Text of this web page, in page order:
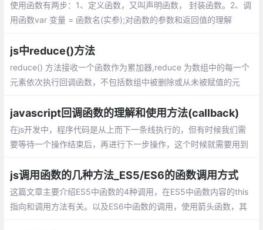
使用函数有两步：1、定义函数，又叫声明函数， 封装函数。2、调
用函数var 变量 = 函数名(实参);对函数的参数和返回值的理解
js中reduce()方法
reduce() 方法接收一个函数作为累加器,reduce 为数组中的每一个
元素依次执行回调函数，不包括数组中被删除或从未被赋值的元
值，当前索引，原数组。
javascript回调函数的理解和使用方法(callback)
在js开发中，程序代码是从上而下一条线执行的，但有时候我们需
要等待一个操作结束后，再进行下一步操作，这个时候就需要用到
()构造函数创建的Function对象。
js调用函数的几种方法_ES5/ES6的函数调用方式
这篇文章主要介绍ES5中函数的4种调用，在ES5中函数内容的this
指向和调用方法有关。以及ES6中函数的调用，使用箭头函数，其